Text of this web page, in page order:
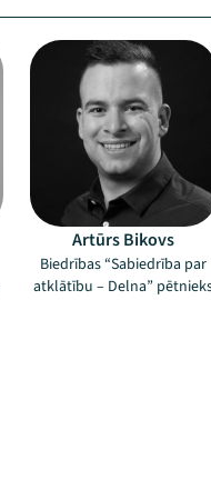
Artūrs Bikovs
Biedrības “Sabiedrība par
atklātību – Delna”